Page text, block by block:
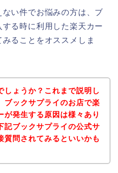
い件でお悩みの方は、ブ
る時に利用した楽天カー
ることをオススメしま
しょうか？これまで説明し
ブックサプライのお店で楽
が発生する原因は様々あり
記ブックサプライの公式サ
質問されてみるといいかも